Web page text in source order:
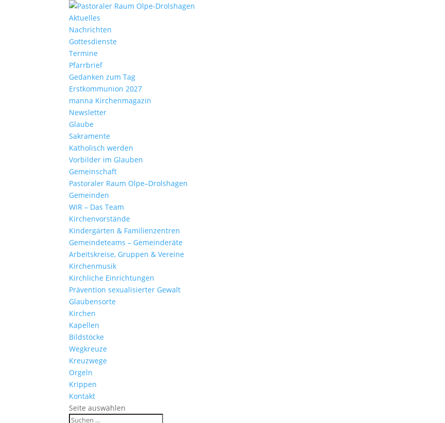
Aktu­elles
Nach­richten
Gottes­dienste
Termine
Pfarr­brief
Gedanken zum Tag
Erst­kom­mu­nion 2027
manna Kirchen­ma­gazin
News­letter
Glaube
Sakra­mente
Katho­lisch werden
Vorbilder im Glauben
Gemein­schaft
Pasto­raler Raum Olpe–Drolshagen
Gemeinden
WIR – Das Team
Kirchen­vor­stände
Kinder­gärten & Familienzentren
Gemein­de­teams – Gemeinderäte
Arbeits­kreise, Gruppen & Vereine
Kirchen­musik
Kirch­liche Einrichtungen
Präven­tion sexua­li­sierter Gewalt
Glau­ben­s­orte
Kirchen
Kapellen
Bild­stöcke
Wegkreuze
Kreuz­wege
Orgeln
Krippen
Kontakt
Seite auswählen